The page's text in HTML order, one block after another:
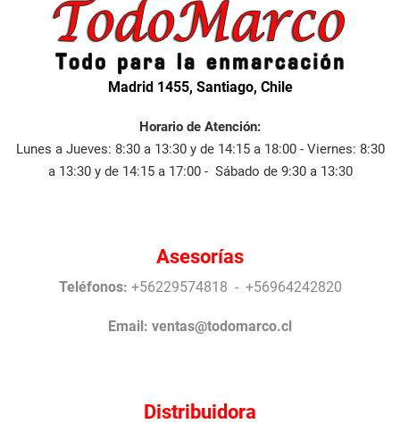
Madrid 1455, Santiago, Chile
Horario de Atención:
Lunes a Jueves: 8:30 a 13:30 y de 14:15 a 18:00 - Viernes: 8:30
a 13:30 y de 14:15 a 17:00 - Sábado de 9:30 a 13:30
Asesorías
Teléfonos: +56229574818 - +56964242820
Email: ventas@todomarco.cl
Distribuidora